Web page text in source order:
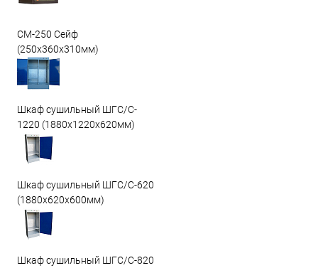
СМ-250 Сейф
(250х360х310мм)
Шкаф сушильный ШГС/C-
1220 (1880x1220x620мм)
Шкаф сушильный ШГС/C-620
(1880x620x600мм)
Шкаф сушильный ШГС/C-820